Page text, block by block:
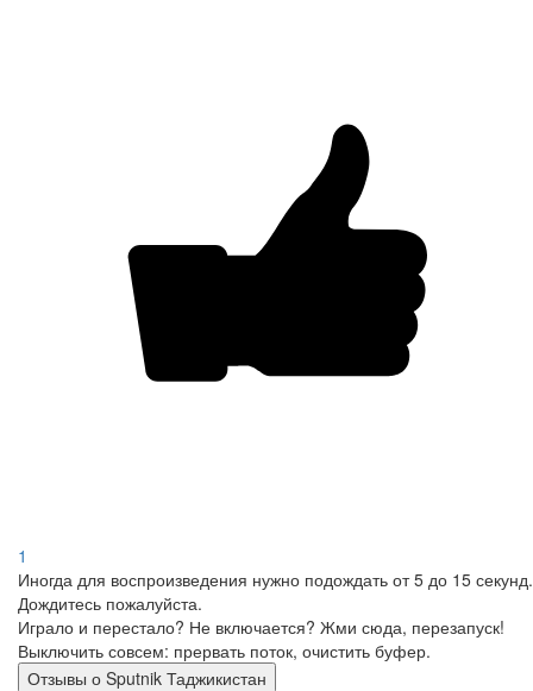
1
Иногда для воспроизведения нужно подождать от 5 до 15 секунд.
Дождитесь пожалуйста.
Играло и перестало? Не включается? Жми сюда, перезапуск!
Выключить совсем: прервать поток, очистить буфер.
Отзывы о Sputnik Таджикистан